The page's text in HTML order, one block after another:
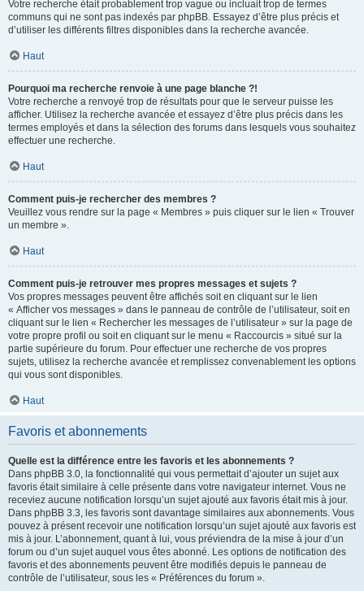
Votre recherche était probablement trop vague ou incluait trop de termes
communs qui ne sont pas indexés par phpBB. Essayez d’être plus précis et
d’utiliser les différents filtres disponibles dans la recherche avancée.
Haut
Pourquoi ma recherche renvoie à une page blanche ?!
Votre recherche a renvoyé trop de résultats pour que le serveur puisse les
afficher. Utilisez la recherche avancée et essayez d’être plus précis dans les
termes employés et dans la sélection des forums dans lesquels vous souhaitez
effectuer une recherche.
Haut
Comment puis-je rechercher des membres ?
Veuillez vous rendre sur la page « Membres » puis cliquer sur le lien « Trouver
un membre ».
Haut
Comment puis-je retrouver mes propres messages et sujets ?
Vos propres messages peuvent être affichés soit en cliquant sur le lien
« Afficher vos messages » dans le panneau de contrôle de l’utilisateur, soit en
cliquant sur le lien « Rechercher les messages de l’utilisateur » sur la page de
votre propre profil ou soit en cliquant sur le menu « Raccourcis » situé sur la
partie supérieure du forum. Pour effectuer une recherche de vos propres
sujets, utilisez la recherche avancée et remplissez convenablement les options
qui vous sont disponibles.
Haut
Favoris et abonnements
Quelle est la différence entre les favoris et les abonnements ?
Dans phpBB 3.0, la fonctionnalité qui vous permettait d’ajouter un sujet aux
favoris était similaire à celle présente dans votre navigateur internet. Vous ne
receviez aucune notification lorsqu’un sujet ajouté aux favoris était mis à jour.
Dans phpBB 3.3, les favoris sont davantage similaires aux abonnements. Vous
pouvez à présent recevoir une notification lorsqu’un sujet ajouté aux favoris est
mis à jour. L’abonnement, quant à lui, vous préviendra de la mise à jour d’un
forum ou d’un sujet auquel vous êtes abonné. Les options de notification des
favoris et des abonnements peuvent être modifiés depuis le panneau de
contrôle de l’utilisateur, sous les « Préférences du forum ».